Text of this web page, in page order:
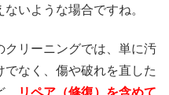
いような場合ですね。
クリーニングでは、単に汚
なく、傷や破れを直した